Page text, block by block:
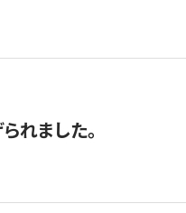
れました。